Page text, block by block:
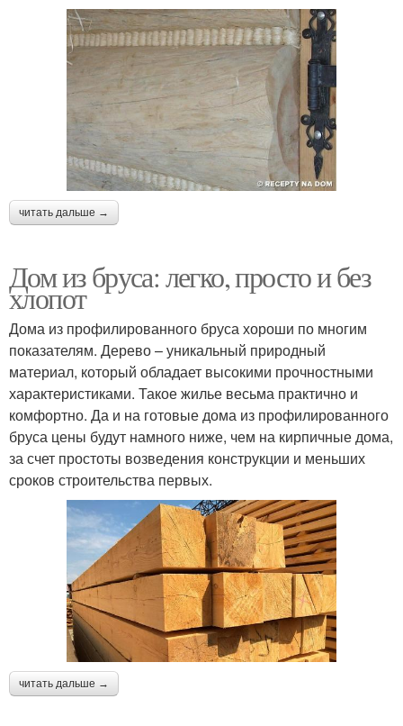
читать дальше →
Дом из бруса: легко, просто и без
хлопот
Дома из профилированного бруса хороши по многим
показателям. Дерево – уникальный природный
материал, который обладает высокими прочностными
характеристиками. Такое жилье весьма практично и
комфортно. Да и на готовые дома из профилированного
бруса цены будут намного ниже, чем на кирпичные дома,
за счет простоты возведения конструкции и меньших
сроков строительства первых.
читать дальше →